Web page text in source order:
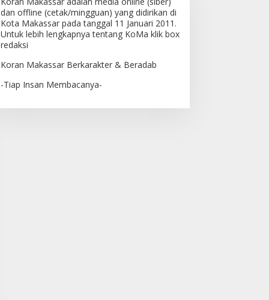
dan offline (cetak/mingguan) yang didirikan di
Kota Makassar pada tanggal 11 Januari 2011.
Untuk lebih lengkapnya tentang KoMa klik box
redaksi
Koran Makassar Berkarakter & Beradab
-Tiap Insan Membacanya-